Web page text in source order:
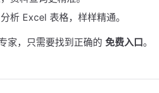
析 Excel 表格，样样精通。
家，只需要找到正确的 免费入口。